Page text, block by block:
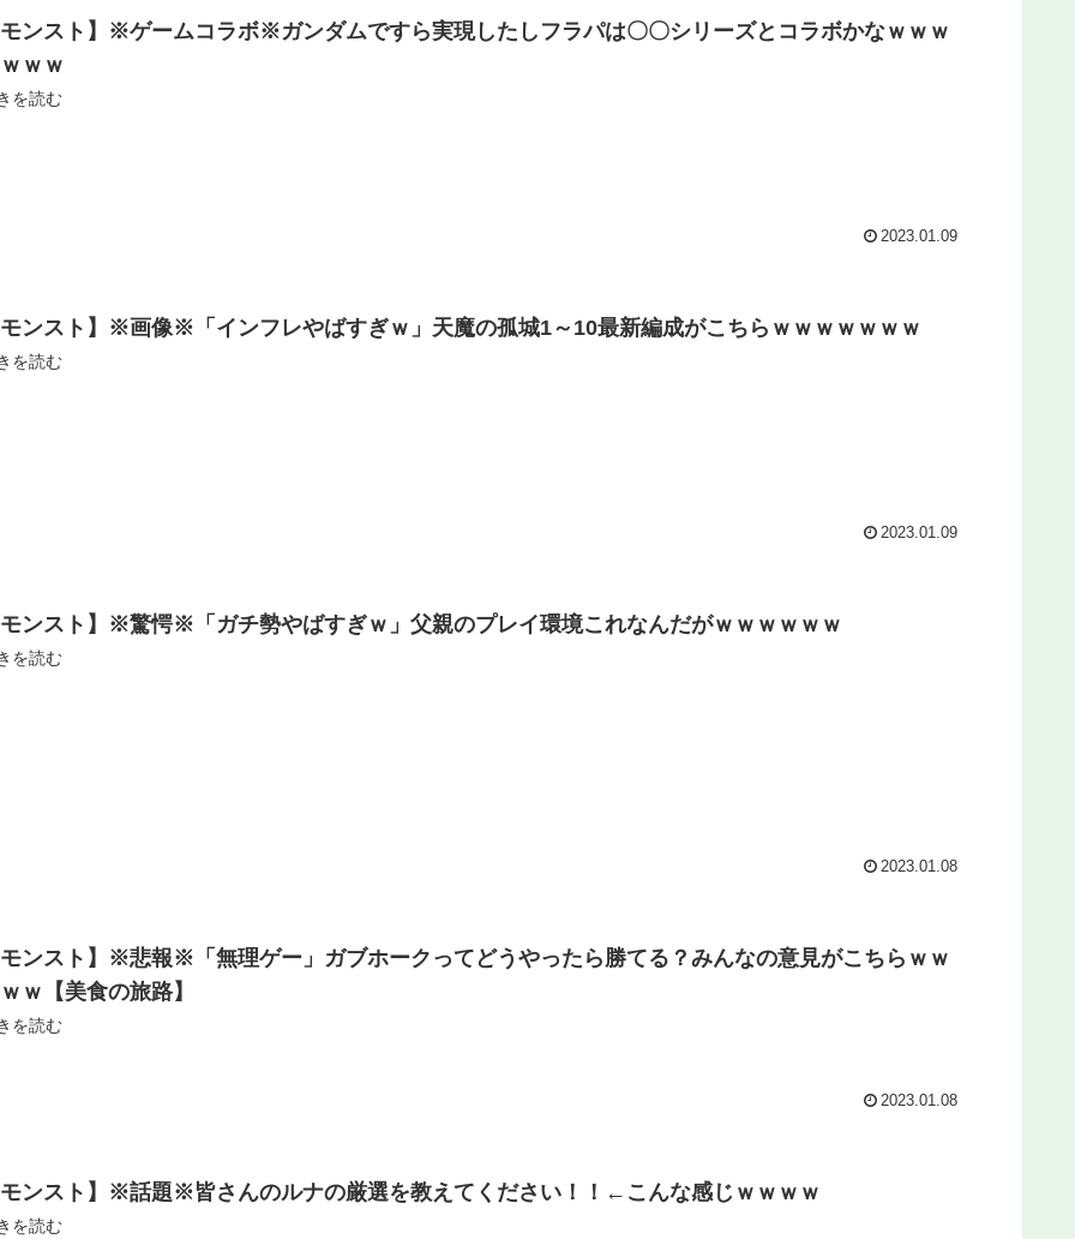
ンスト】※ゲームコラボ※ガンダムですら実現したしフラパは〇〇シリーズとコラボかなｗｗｗ
ｗｗ
を読む
2023.01.09
ンスト】※画像※「インフレやばすぎｗ」天魔の孤城1～10最新編成がこちらｗｗｗｗｗｗｗ
を読む
2023.01.09
ンスト】※驚愕※「ガチ勢やばすぎｗ」父親のプレイ環境これなんだがｗｗｗｗｗｗ
を読む
2023.01.08
ンスト】※悲報※「無理ゲー」ガブホークってどうやったら勝てる？みんなの意見がこちらｗｗ
ｗ【美食の旅路】
を読む
2023.01.08
ンスト】※話題※皆さんのルナの厳選を教えてください！！←こんな感じｗｗｗｗ
を読む